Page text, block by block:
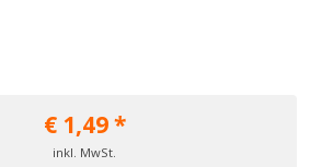
€1,49*
inkl. MwSt.